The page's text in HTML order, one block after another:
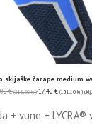
skijaške čarape medium
€ (218.50 kn) 17.40 € (131.10 kn)
+ vune + LYCRA®